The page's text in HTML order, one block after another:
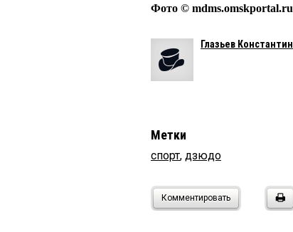
Фото © mdms.omskportal.ru
Глазьев Константин
Метки
спорт, дзюдо
Комментировать